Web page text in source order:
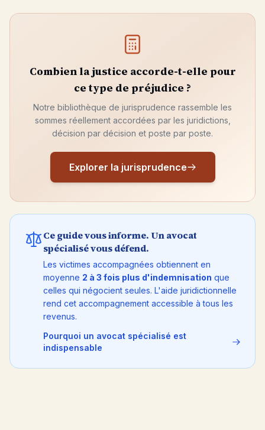
Combien la justice accorde-t-elle pour
ce type de préjudice ?
Notre bibliothèque de jurisprudence rassemble les
sommes réellement accordées par les juridictions,
décision par décision et poste par poste.
Explorer la jurisprudence
Ce guide vous informe. Un avocat
spécialisé vous défend.
Les victimes accompagnées obtiennent en
moyenne 2 à 3 fois plus d'indemnisation que
celles qui négocient seules. L'aide juridictionnelle
rend cet accompagnement accessible à tous les
revenus.
Pourquoi un avocat spécialisé est
indispensable